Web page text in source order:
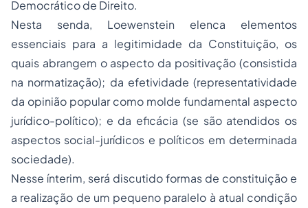
Democrático de Direito.
Nesta senda, Loewenstein elenca elementos
essenciais para a legitimidade da Constituição, os
quais abrangem o aspecto da positivação (consistida
na normatização); da efetividade (representatividade
da opinião popular como molde fundamental aspecto
jurídico-político); e da eficácia (se são atendidos os
aspectos social-jurídicos e políticos em determinada
sociedade).
Nesse ínterim, será discutido formas de constituição e
a realização de um pequeno paralelo à atual condição